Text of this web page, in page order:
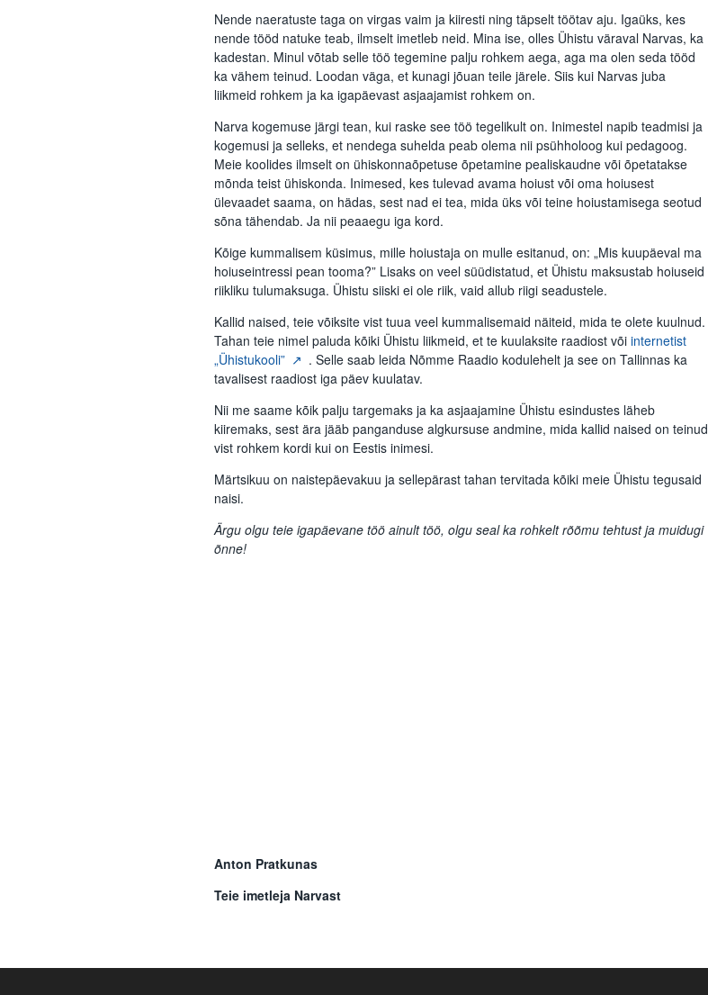
Nende naeratuste taga on virgas vaim ja kiiresti ning täpselt töötav aju. Igaüks, kes
nende tööd natuke teab, ilmselt imetleb neid. Mina ise, olles Ühistu väraval Narvas, ka
kadestan. Minul võtab selle töö tegemine palju rohkem aega, aga ma olen seda tööd
ka vähem teinud. Loodan väga, et kunagi jõuan teile järele. Siis kui Narvas juba
liikmeid rohkem ja ka igapäevast asjaajamist rohkem on.
Narva kogemuse järgi tean, kui raske see töö tegelikult on. Inimestel napib teadmisi ja
kogemusi ja selleks, et nendega suhelda peab olema nii psühholoog kui pedagoog.
Meie koolides ilmselt on ühiskonnaõpetuse õpetamine pealiskaudne või õpetatakse
mõnda teist ühiskonda. Inimesed, kes tulevad avama hoiust või oma hoiusest
ülevaadet saama, on hädas, sest nad ei tea, mida üks või teine hoiustamisega seotud
sõna tähendab. Ja nii peaaegu iga kord.
Kõige kummalisem küsimus, mille hoiustaja on mulle esitanud, on: „Mis kuupäeval ma
hoiuseintressi pean tooma?” Lisaks on veel süüdistatud, et Ühistu maksustab hoiuseid
riikliku tulumaksuga. Ühistu siiski ei ole riik, vaid allub riigi seadustele.
Kallid naised, teie võiksite vist tuua veel kummalisemaid näiteid, mida te olete kuulnud.
Tahan teie nimel paluda kõiki Ühistu liikmeid, et te kuulaksite raadiost või internetist
„Ühistukooli”
. Selle saab leida Nõmme Raadio kodulehelt ja see on Tallinnas ka
tavalisest raadiost iga päev kuulatav.
Nii me saame kõik palju targemaks ja ka asjaajamine Ühistu esindustes läheb
kiiremaks, sest ära jääb panganduse algkursuse andmine, mida kallid naised on teinud
vist rohkem kordi kui on Eestis inimesi.
Märtsikuu on naistepäevakuu ja sellepärast tahan tervitada kõiki meie Ühistu tegusaid
naisi.
Ärgu olgu teie igapäevane töö ainult töö, olgu seal ka rohkelt rõõmu tehtust ja muidugi
õnne!
Anton Pratkunas
Teie imetleja Narvast